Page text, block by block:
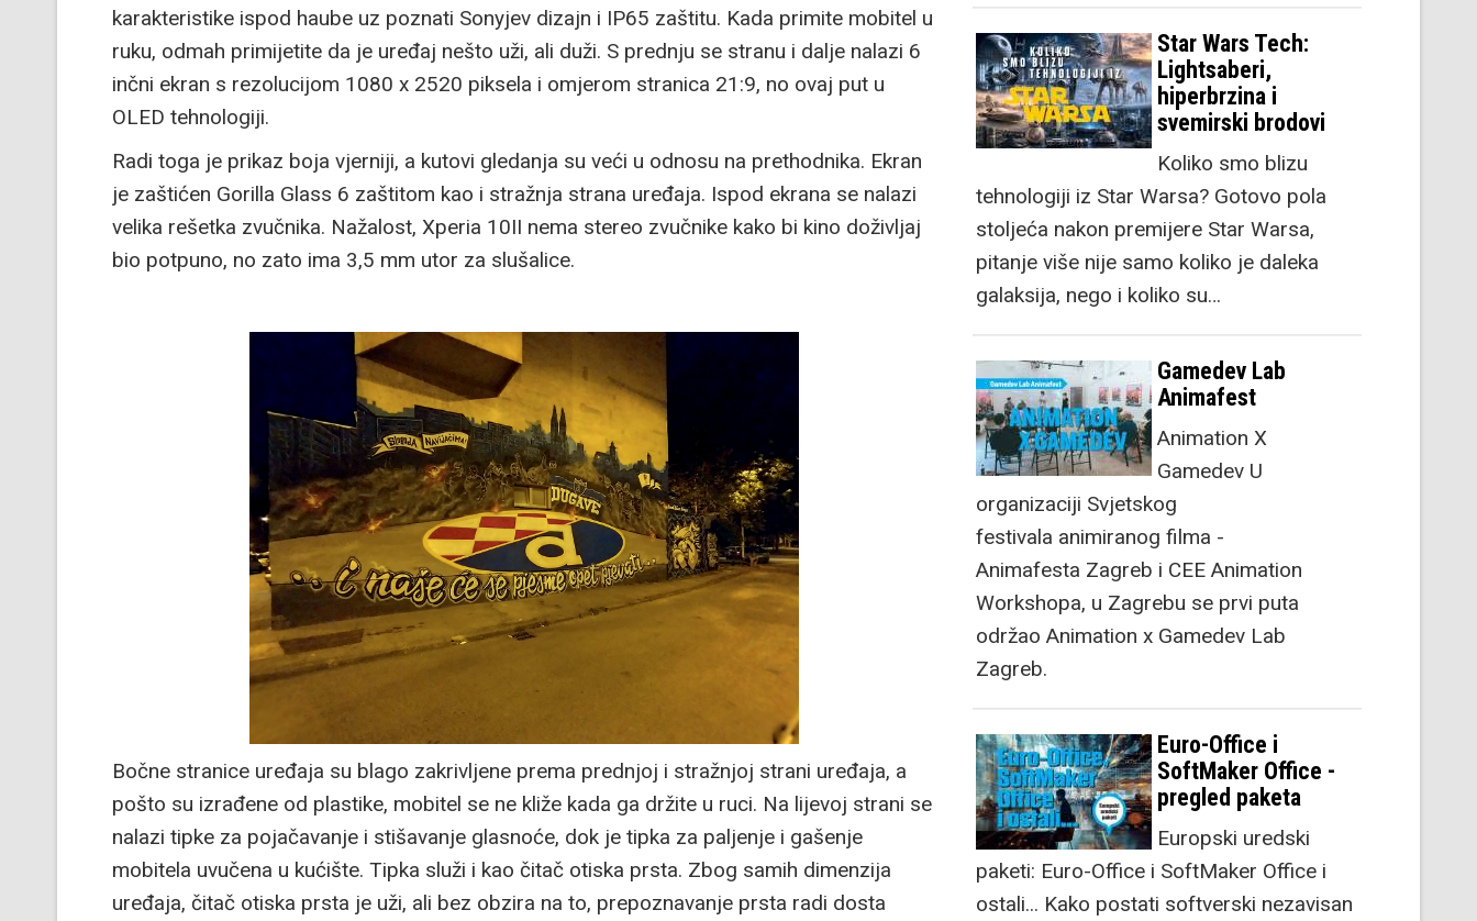
karakteristike ispod haube uz poznati Sonyjev dizajn i IP65 zaštitu. Kada primite mobitel u
ruku, odmah primijetite da je uređaj nešto uži, ali duži. S prednju se stranu i dalje nalazi 6
inčni ekran s rezolucijom 1080 x 2520 piksela i omjerom stranica 21:9, no ovaj put u
OLED tehnologiji.
Radi toga je prikaz boja vjerniji, a kutovi gledanja su veći u odnosu na prethodnika. Ekran
je zaštićen Gorilla Glass 6 zaštitom kao i stražnja strana uređaja. Ispod ekrana se nalazi
velika rešetka zvučnika. Nažalost, Xperia 10II nema stereo zvučnike kako bi kino doživljaj
bio potpuno, no zato ima 3,5 mm utor za slušalice.
Bočne stranice uređaja su blago zakrivljene prema prednjoj i stražnjoj strani uređaja, a
pošto su izrađene od plastike, mobitel se ne kliže kada ga držite u ruci. Na lijevoj strani se
nalazi tipke za pojačavanje i stišavanje glasnoće, dok je tipka za paljenje i gašenje
mobitela uvučena u kućište. Tipka služi i kao čitač otiska prsta. Zbog samih dimenzija
uređaja, čitač otiska prsta je uži, ali bez obzira na to, prepoznavanje prsta radi dosta
Star Wars Tech:
Lightsaberi,
hiperbrzina i
svemirski brodovi
Koliko smo blizu
tehnologiji iz Star Warsa? Gotovo pola
stoljeća nakon premijere Star Warsa,
pitanje više nije samo koliko je daleka
galaksija, nego i koliko su…
Gamedev Lab
Animafest
Animation X
Gamedev U
organizaciji Svjetskog
festivala animiranog filma -
Animafesta Zagreb i CEE Animation
Workshopa, u Zagrebu se prvi puta
održao Animation x Gamedev Lab
Zagreb.
Euro-Office i
SoftMaker Office -
pregled paketa
Europski uredski
paketi: Euro-Office i SoftMaker Office i
ostali... Kako postati softverski nezavisan